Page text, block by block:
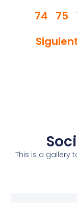
74
75
This is a gallery